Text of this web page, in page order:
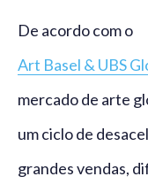
De acordo com o
Art Basel & UBS
mercado de arte
um ciclo de
grandes vendas,